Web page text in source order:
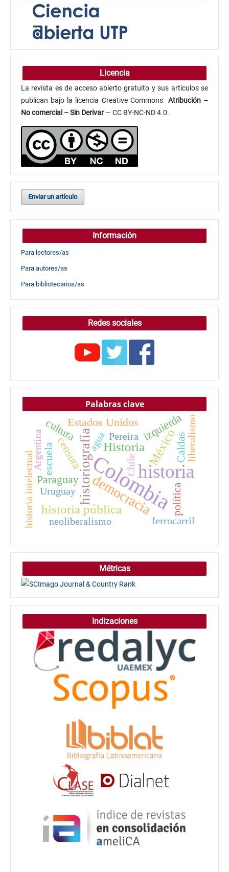
Licencia
La revista es de acceso abierto gratuito y sus artículos se
publican bajo la licencia Creative Commons
Atribución–
No comercial – Sin Derivar — CC BY-NC-ND 4.0.
Enviar un artículo
Información
Para lectores/as
Para autores/as
Para bibliotecarios/as
Redes sociales
Palabras clave
Colombia
historia
historiografíademocracia
HistoriaMéxico
historia pública
Paraguay
censura
política
Estados Unidos izquierda
cultura
escuela Caldas
historia intelectual neoliberalismo ferrocarril
Chile
Uruguay
Argentina agua Pereira liberalismo
Métricas
Indizaciones